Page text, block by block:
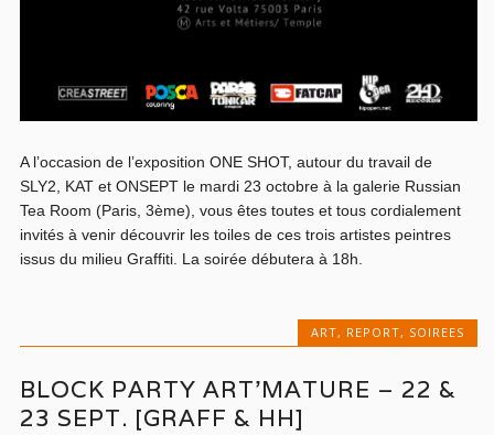
A l’occasion de l’exposition ONE SHOT, autour du travail de
SLY2, KAT et ONSEPT le mardi 23 octobre à la galerie Russian
Tea Room (Paris, 3ème), vous êtes toutes et tous cordialement
invités à venir découvrir les toiles de ces trois artistes peintres
issus du milieu Graffiti. La soirée débutera à 18h.
ART, REPORT, SOIREES
BLOCK PARTY ART’MATURE – 22 &
23 SEPT. [GRAFF & HH]